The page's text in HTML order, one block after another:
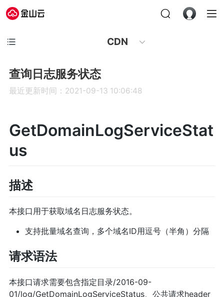
CDN
查询日志服务状态
最近更新时间：2021-09-13 10:06:48
GetDomainLogServiceStat
us
描述
本接口用于获取域名日志服务状态。
支持批量域名查询，多个域名ID用逗号（半角）分隔
请求语法
本接口请求需要包含指定目录/2016-09-
01/log/GetDomainLogServiceStatus、公共请求header